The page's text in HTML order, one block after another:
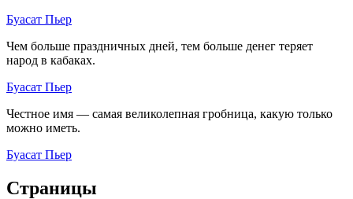
Буасат Пьер
Чем больше праздничных дней, тем больше денег теряет
народ в кабаках.
Буасат Пьер
Честное имя — самая великолепная гробница, какую только
можно иметь.
Буасат Пьер
Страницы